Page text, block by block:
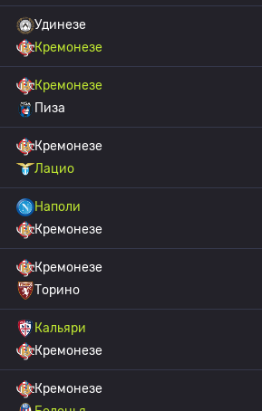
Удинезе
Кремонезе
Кремонезе
Пиза
Кремонезе
Лацио
Наполи
Кремонезе
Кремонезе
Торино
Кальяри
Кремонезе
Кремонезе